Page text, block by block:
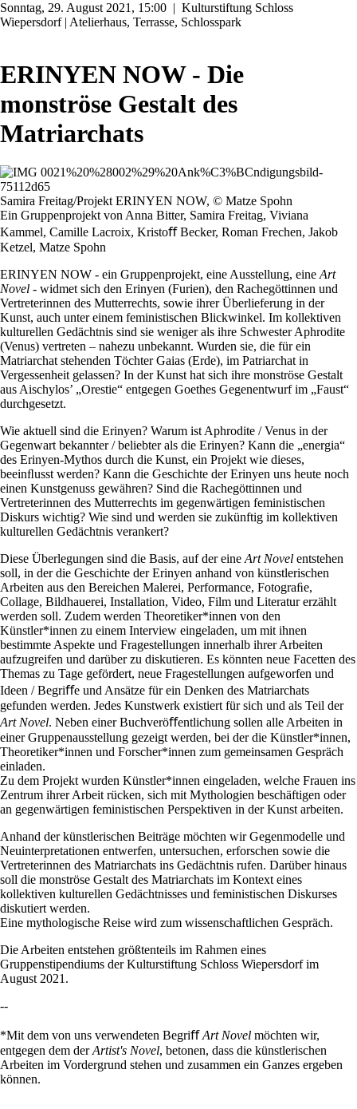
Sonntag, 29. August 2021, 15:00 | Kulturstiftung Schloss
Wiepersdorf | Atelierhaus, Terrasse, Schlosspark
ERINYEN NOW - Die
monströse Gestalt des
Matriarchats
Samira Freitag/Projekt ERINYEN NOW, © Matze Spohn
Ein Gruppenprojekt von Anna Bitter, Samira Freitag, Viviana
Kammel, Camille Lacroix, Kristoﬀ Becker, Roman Frechen, Jakob
Ketzel, Matze Spohn
ERINYEN NOW - ein Gruppenprojekt, eine Ausstellung, eine Art
Novel - widmet sich den Erinyen (Furien), den Rachegöttinnen und
Vertreterinnen des Mutterrechts, sowie ihrer Überlieferung in der
Kunst, auch unter einem feministischen Blickwinkel. Im kollektiven
kulturellen Gedächtnis sind sie weniger als ihre Schwester Aphrodite
(Venus) vertreten – nahezu unbekannt. Wurden sie, die für ein
Matriarchat stehenden Töchter Gaias (Erde), im Patriarchat in
Vergessenheit gelassen? In der Kunst hat sich ihre monströse Gestalt
aus Aischylos’ „Orestie“ entgegen Goethes Gegenentwurf im „Faust“
durchgesetzt.
Wie aktuell sind die Erinyen? Warum ist Aphrodite / Venus in der
Gegenwart bekannter / beliebter als die Erinyen? Kann die „energia“
des Erinyen-Mythos durch die Kunst, ein Projekt wie dieses,
beeinﬂusst werden? Kann die Geschichte der Erinyen uns heute noch
einen Kunstgenuss gewähren? Sind die Rachegöttinnen und
Vertreterinnen des Mutterrechts im gegenwärtigen feministischen
Diskurs wichtig? Wie sind und werden sie zukünftig im kollektiven
kulturellen Gedächtnis verankert?
Diese Überlegungen sind die Basis, auf der eine Art Novel entstehen
soll, in der die Geschichte der Erinyen anhand von künstlerischen
Arbeiten aus den Bereichen Malerei, Performance, Fotograﬁe,
Collage, Bildhauerei, Installation, Video, Film und Literatur erzählt
werden soll. Zudem werden Theoretiker*innen von den
Künstler*innen zu einem Interview eingeladen, um mit ihnen
bestimmte Aspekte und Fragestellungen innerhalb ihrer Arbeiten
aufzugreifen und darüber zu diskutieren. Es könnten neue Facetten des
Themas zu Tage gefördert, neue Fragestellungen aufgeworfen und
Ideen / Begriﬀe und Ansätze für ein Denken des Matriarchats
gefunden werden. Jedes Kunstwerk existiert für sich und als Teil der
Art Novel. Neben einer Buchveröﬀentlichung sollen alle Arbeiten in
einer Gruppenausstellung gezeigt werden, bei der die Künstler*innen,
Theoretiker*innen und Forscher*innen zum gemeinsamen Gespräch
einladen.
Zu dem Projekt wurden Künstler*innen eingeladen, welche Frauen ins
Zentrum ihrer Arbeit rücken, sich mit Mythologien beschäftigen oder
an gegenwärtigen feministischen Perspektiven in der Kunst arbeiten.
Anhand der künstlerischen Beiträge möchten wir Gegenmodelle und
Neuinterpretationen entwerfen, untersuchen, erforschen sowie die
Vertreterinnen des Matriarchats ins Gedächtnis rufen. Darüber hinaus
soll die monströse Gestalt des Matriarchats im Kontext eines
kollektiven kulturellen Gedächtnisses und feministischen Diskurses
diskutiert werden.
Eine mythologische Reise wird zum wissenschaftlichen Gespräch.
Die Arbeiten entstehen größtenteils im Rahmen eines
Gruppenstipendiums der Kulturstiftung Schloss Wiepersdorf im
August 2021.
--
*Mit dem von uns verwendeten BegriﬀArt Novel möchten wir,
entgegen dem derArtist's Novel, betonen, dass die künstlerischen
Arbeiten im Vordergrund stehen und zusammen ein Ganzes ergeben
können.